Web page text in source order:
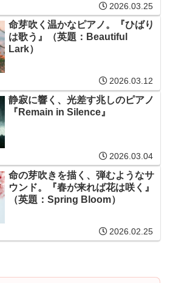
2026.03.25
命芽吹く温かなピアノ。『ひばり
は歌う』（英題：Beautiful
Lark）
2026.03.12
静寂に響く、光差す兆しのピアノ
『Remain in Silence』
2026.03.04
命の芽吹きを描く、弾むようなサ
ウンド。『春が来れば花は咲く』
（英題：Spring Bloom）
2026.02.25